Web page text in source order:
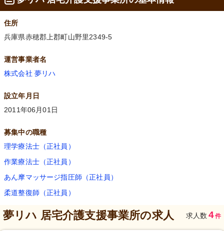
住所
兵庫県赤穂郡上郡町山野里2349-5
運営事業者名
株式会社 夢リハ
設立年月日
2011年06月01日
募集中の職種
理学療法士（正社員）
作業療法士（正社員）
あん摩マッサージ指圧師（正社員）
柔道整復師（正社員）
夢リハ 居宅介護支援事業所の求人 求人数 4件